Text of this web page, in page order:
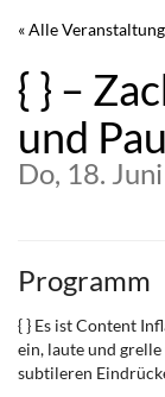
Zum
Inhalt
springen
« Alle
{ } –
und
Do, 18.
Programm
{ } Es ist Content
ein, laute und
subtileren